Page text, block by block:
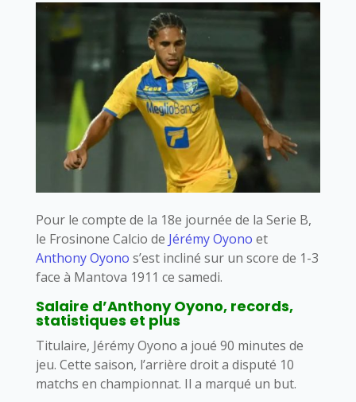
Pour le compte de la 18e journée de la Serie B,
le Frosinone Calcio de Jérémy Oyono et
Anthony Oyono s’est incliné sur un score de 1-3
face à Mantova 1911 ce samedi.
Salaire d’Anthony Oyono, records,
statistiques et plus
Titulaire, Jérémy Oyono a joué 90 minutes de
jeu. Cette saison, l’arrière droit a disputé 10
matchs en championnat. Il a marqué un but.